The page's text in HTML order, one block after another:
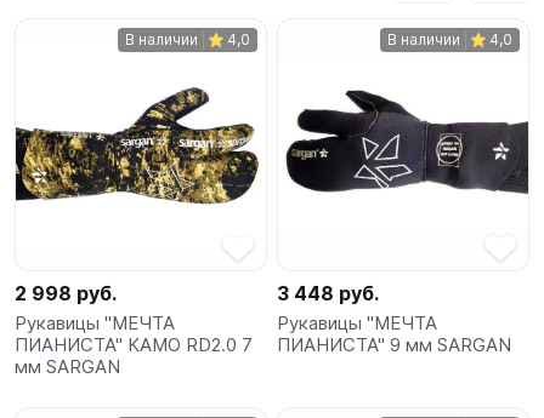
Детям
Бассейн
Подарочные
Карты
В наличии 4,0
2 998 руб.
Рукавицы "МЕЧТА
ПИАНИСТА" КАМО RD2.0 7
мм SARGAN
В наличии 4,0
3 448 руб.
Рукавицы "МЕЧТА
ПИАНИСТА" 9 мм SARGAN